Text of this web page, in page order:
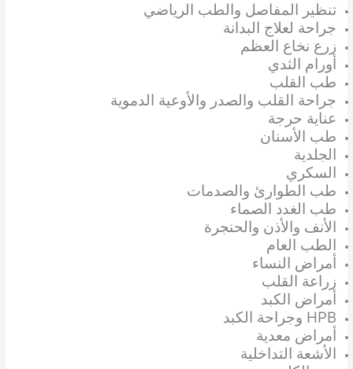
تنظير المفاصل والطب الرياضي
جراحة لعلاج البدانة
زرع نخاع العظم
أورام الثدي
طب القلب
جراحة القلب والصدر والأوعية الدموية
عناية حرجة
طب الأسنان
الجلدية
السكري
طب الطوارئ والصدمات
طب الغدد الصماء
الأنف والأذن والحنجرة
الطب العام
أمراض النساء
زراعة القلب
أمراض الكبد
HPB وجراحة الكبد
أمراض معدية
الأشعة التداخلية